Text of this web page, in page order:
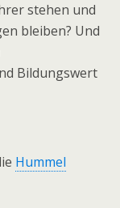
stehen und
bleiben? Und
Bildungswert
Hummel